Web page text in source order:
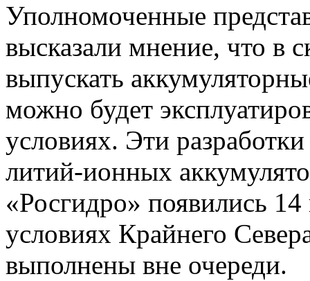
Уполномоченные
высказали мнение, что в
выпускать
можно будет
условиях. Эти
литий-ионных
«Росгидро» появились
условиях Крайнего
выполнены вне очереди.